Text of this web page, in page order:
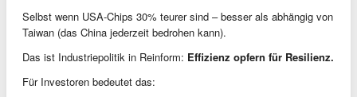
Selbst wenn USA-Chips 30% teurer sind – besser als abhängig von
Taiwan (das China jederzeit bedrohen kann).
Das ist Industriepolitik in Reinform: Effizienz opfern für Resilienz.
Für Investoren bedeutet das: